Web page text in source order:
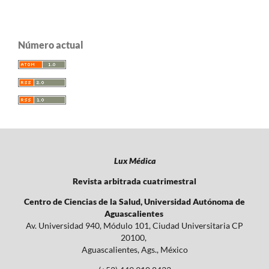
Número actual
Lux Médica
Revista arbitrada cuatrimestral
Centro de Ciencias de la Salud, Universidad Autónoma de
Aguascalientes
Av. Universidad 940, Módulo 101, Ciudad Universitaria CP
20100,
Aguascalientes, Ags., México